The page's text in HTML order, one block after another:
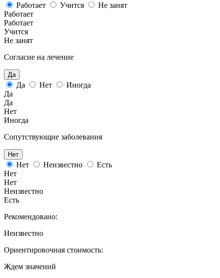
Работает Учится
Не занят
Работает
Работает
Учится
Не занят
Согласие на лечение
Да
Да Нет
Иногда
Да
Да
Нет
Иногда
Сопутствующие заболевания
Нет
Нет Неизвестно
Есть
Нет
Нет
Неизвестно
Есть
Рекомендовано:
Неизвестно
Ориентировочная стоимость:
Ждем значений